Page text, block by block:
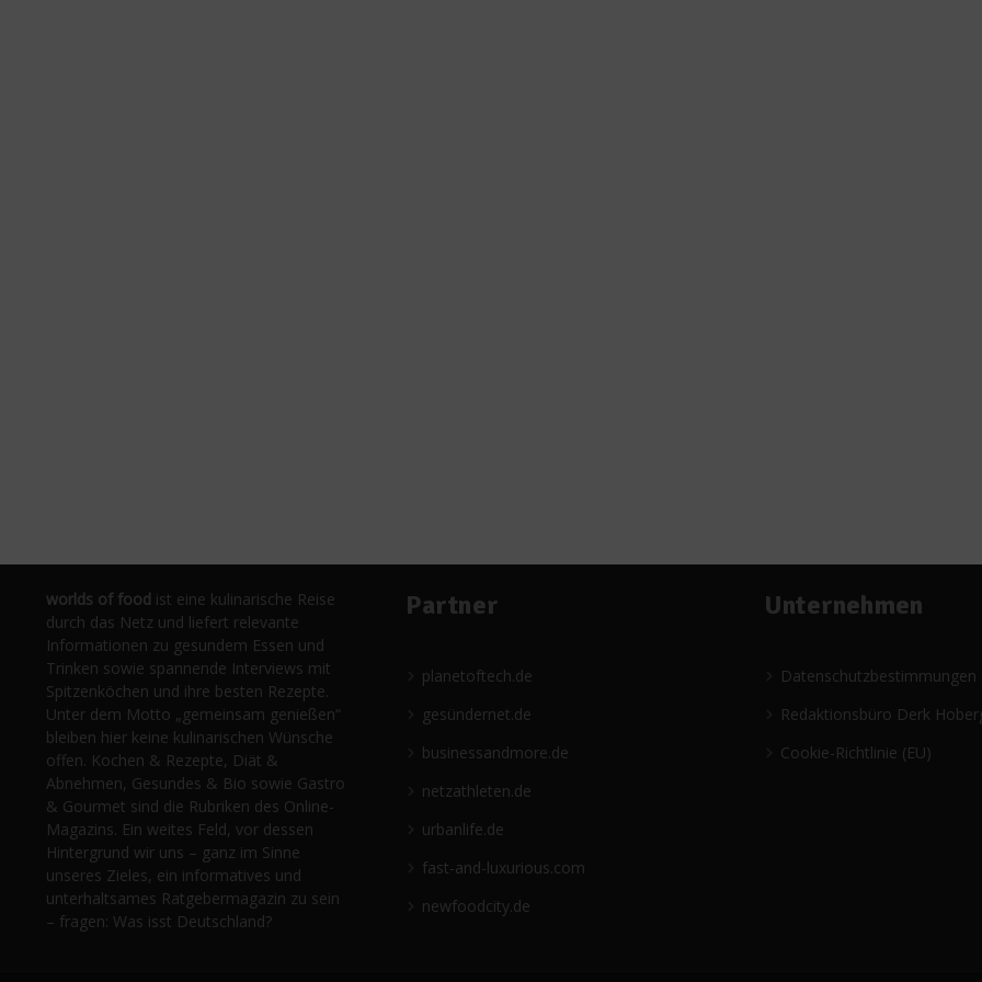
worlds of food ist eine kulinarische Reise
durch das Netz und liefert relevante
Informationen zu gesundem Essen und
Trinken sowie spannende Interviews mit
Spitzenköchen und ihre besten Rezepte.
Unter dem Motto „gemeinsam genießen“
bleiben hier keine kulinarischen Wünsche
offen. Kochen & Rezepte, Diät &
Abnehmen, Gesundes & Bio sowie Gastro
& Gourmet sind die Rubriken des Online-
Magazins. Ein weites Feld, vor dessen
Hintergrund wir uns – ganz im Sinne
unseres Zieles, ein informatives und
unterhaltsames Ratgebermagazin zu sein
– fragen: Was isst Deutschland?
Partner
planetoftech.de
gesündernet.de
businessandmore.de
netzathleten.de
urbanlife.de
fast-and-luxurious.com
newfoodcity.de
Unternehmen
Datenschutzbestimmungen
Redaktionsbüro Derk
Cookie-Richtlinie (EU)